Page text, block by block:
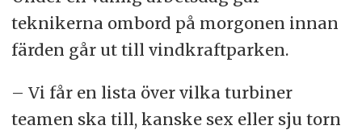
teknikerna ombord på morgonen innan
färden går ut till vindkraftparken.
– Vi får en lista över vilka turbiner
teamen ska till, kanske sex eller sju torn